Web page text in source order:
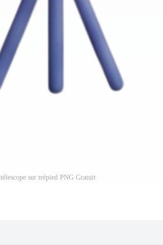
télescope sur trépied PNG Gratuit